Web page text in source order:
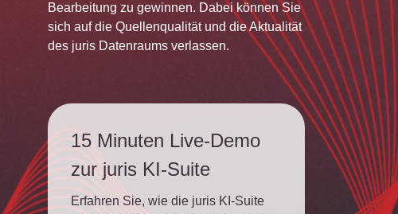
Bearbeitung zu gewinnen. Dabei können Sie
sich auf die Quellenqualität und die Aktualität
des juris Datenraums verlassen.
15 Minuten Live-Demo
zur juris KI-Suite
Erfahren Sie, wie die juris KI-Suite